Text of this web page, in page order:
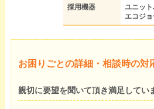
採用機器
ユニット
エコジ
お困りごとの詳細・相談時の対
親切に要望を聞いて頂き満足してい